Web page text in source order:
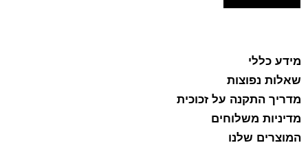
מידע כללי
שאלות נפוצות
מדריך התקנה על זכוכית
מדיניות משלוחים
המוצרים שלנו